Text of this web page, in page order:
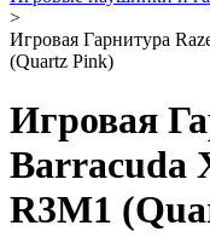
>
Игровая Гарнитура
(Quartz Pink)
Игровая
Barracuda
R3M1